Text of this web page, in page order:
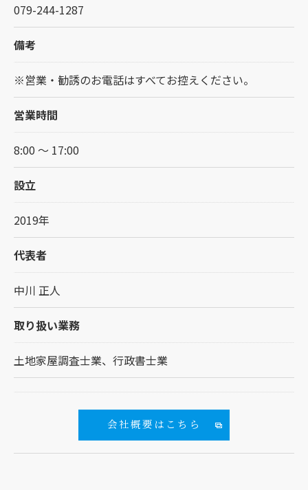
079-244-1287
備考
※営業・勧誘のお電話はすべてお控えください。
営業時間
8:00 ～ 17:00
設立
2019年
代表者
中川 正人
取り扱い業務
土地家屋調査士業、行政書士業
会社概要はこちら